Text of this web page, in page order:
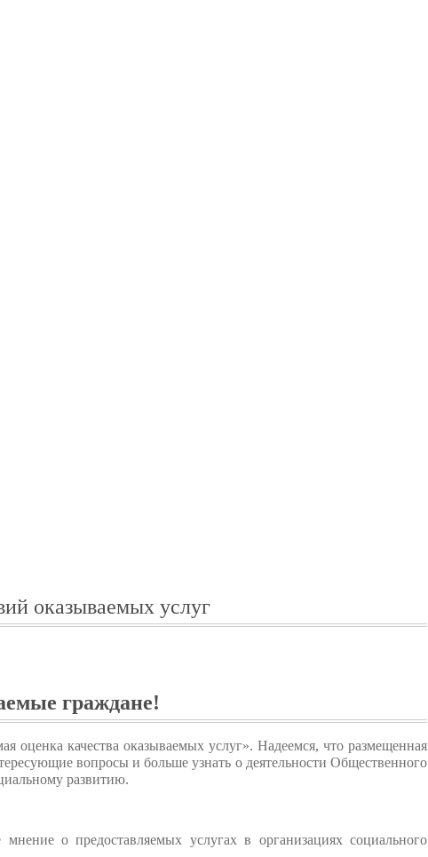
оказываемых услуг
граждане!
оценка качества оказываемых услуг». Надеемся, что размещенная
вопросы и больше узнать о деятельности Общественного
развитию.
о предоставляемых услугах в организациях социального